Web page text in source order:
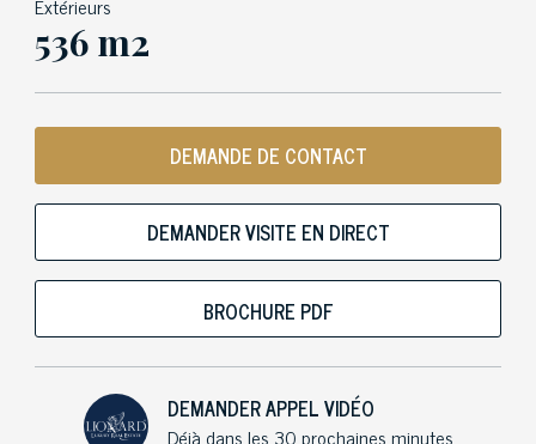
536 m2
DEMANDE DE CONTACT
DEMANDER VISITE EN DIRECT
BROCHURE PDF
DEMANDER APPEL VIDÉO
Déjà dans les 30 prochaines minutes